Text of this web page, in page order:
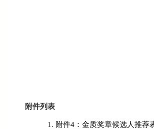
附件列表
附件4：金质奖章候选人推荐